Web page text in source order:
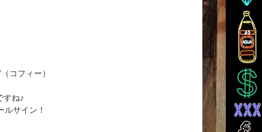
コフィー）
すね♪
サイン！